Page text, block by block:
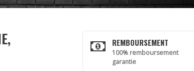
REMBOURSEMENT
100% remboursement
garantie